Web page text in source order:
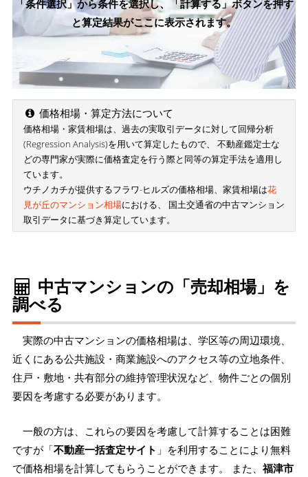
「条件選択」から条件を選択し、「計算する」ボタンを押す
と算定結果がここに表示されます。
価格相場・算定方法について
価格相場・家賃相場は、過去の実取引データに対して回帰分析
(Regression Analysis)を用いて算定したもので、 不動産鑑定士な
どの専門家が実際に価格査定を行う際と同等の算定手法を適用し
ています。
ウチノカチが提供するフラワ-ヒルズの価格相場、家賃相場は花
見が丘のマンション相場における、 国土交通省の中古マンション
取引データに基づき算定しています。
中古マンションの「売却相場」を
調べる
実際の中古マンションの価格相場は、学区等の周辺環境、
近くにある公共施設・商業施設へのアクセス等の立地条件、
住戸・敷地・共有部分の維持管理状況など、物件ごとの個別
要因を考慮する必要があります。
一般の方は、これらの要因を考慮して計算することは困難
ですが「不動産一括査定サイト 」を利用することにより無料
で価格相場を計算してもらうことができます。 また、 福津市